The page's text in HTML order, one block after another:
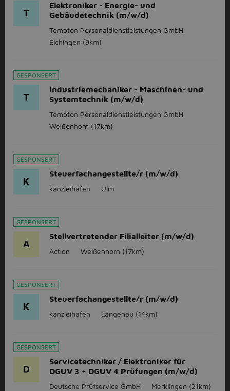
T
Elektroniker - Energie- und
Gebäudetechnik (m/w/d)
Tempton Personaldienstleistungen GmbH
Elchingen (9km)
GESPONSERT
T
Industriemechaniker - Maschinen- und
Systemtechnik (m/w/d)
Tempton Personaldienstleistungen GmbH
Weißenhorn (17km)
GESPONSERT
K
Steuerfachangestellte/r (m/w/d)
kanzleihafen Ulm
GESPONSERT
A
Stellvertretender Filialleiter (m/w/d)
Action Weißenhorn (17km)
GESPONSERT
K
Steuerfachangestellte/r (m/w/d)
kanzleihafen Langenau (14km)
GESPONSERT
D
Servicetechniker / Elektroniker für
DGUV 3 + DGUV 4 Prüfungen (m/w/d)
Deutsche Prüfservice GmbH Merklingen (21km)